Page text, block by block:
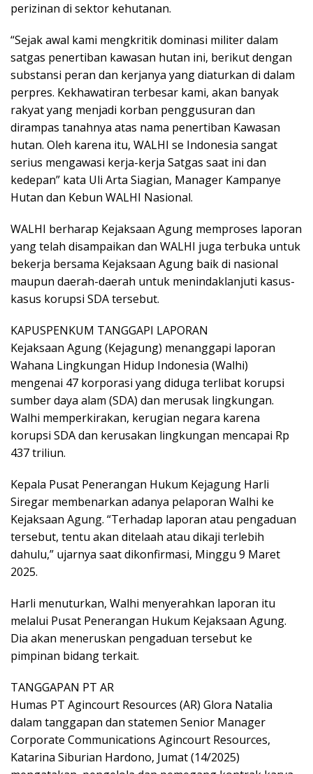
perizinan di sektor kehutanan.
“Sejak awal kami mengkritik dominasi militer dalam
satgas penertiban kawasan hutan ini, berikut dengan
substansi peran dan kerjanya yang diaturkan di dalam
perpres. Kekhawatiran terbesar kami, akan banyak
rakyat yang menjadi korban penggusuran dan
dirampas tanahnya atas nama penertiban Kawasan
hutan. Oleh karena itu, WALHI se Indonesia sangat
serius mengawasi kerja-kerja Satgas saat ini dan
kedepan” kata Uli Arta Siagian, Manager Kampanye
Hutan dan Kebun WALHI Nasional.
WALHI berharap Kejaksaan Agung memproses laporan
yang telah disampaikan dan WALHI juga terbuka untuk
bekerja bersama Kejaksaan Agung baik di nasional
maupun daerah-daerah untuk menindaklanjuti kasus-
kasus korupsi SDA tersebut.
KAPUSPENKUM TANGGAPI LAPORAN
Kejaksaan Agung (Kejagung) menanggapi laporan
Wahana Lingkungan Hidup Indonesia (Walhi)
mengenai 47 korporasi yang diduga terlibat korupsi
sumber daya alam (SDA) dan merusak lingkungan.
Walhi memperkirakan, kerugian negara karena
korupsi SDA dan kerusakan lingkungan mencapai Rp
437 triliun.
Kepala Pusat Penerangan Hukum Kejagung Harli
Siregar membenarkan adanya pelaporan Walhi ke
Kejaksaan Agung. “Terhadap laporan atau pengaduan
tersebut, tentu akan ditelaah atau dikaji terlebih
dahulu,” ujarnya saat dikonfirmasi, Minggu 9 Maret
2025.
Harli menuturkan, Walhi menyerahkan laporan itu
melalui Pusat Penerangan Hukum Kejaksaan Agung.
Dia akan meneruskan pengaduan tersebut ke
pimpinan bidang terkait.
TANGGAPAN PT AR
Humas PT Agincourt Resources (AR) Glora Natalia
dalam tanggapan dan statemen Senior Manager
Corporate Communications Agincourt Resources,
Katarina Siburian Hardono, Jumat (14/2025)